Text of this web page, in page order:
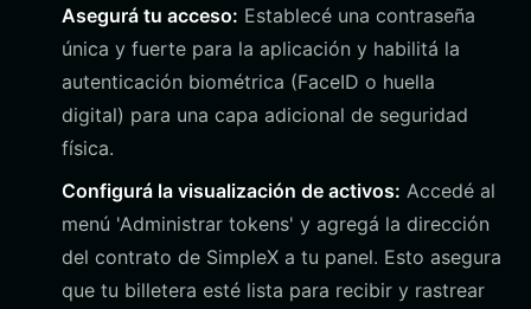
Asegurá tu acceso: Establecé una contraseña
única y fuerte para la aplicación y habilitá la
autenticación biométrica (FaceID o huella
digital) para una capa adicional de seguridad
física.
Configurá la visualización de activos: Accedé al
menú 'Administrar tokens' y agregá la dirección
del contrato de SimpleX a tu panel. Esto asegura
que tu billetera esté lista para recibir y rastrear